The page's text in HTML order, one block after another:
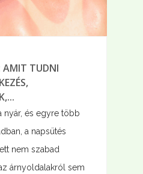
AMIT TUDNI
nyár, és egyre több
a napsütés
nem szabad
árnyoldalakról sem